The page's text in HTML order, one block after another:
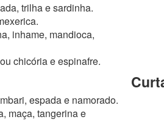
trilha e sardinha.
inhame, mandioca,
chicória e espinafre.
espada e namorado.
maça, tangerina e